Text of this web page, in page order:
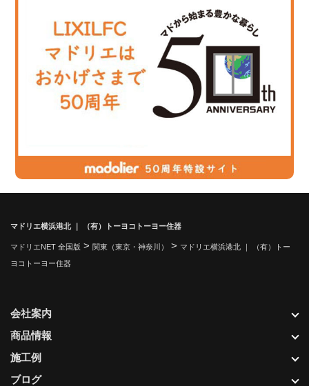
マドリエ横浜港北 ｜ （有）トーヨコトーヨー住器
マドリエNET 全国版 > 関東（東京・神奈川） > マドリエ横浜港北 ｜ （有）トー
ヨコトーヨー住器
会社案内
商品情報
施工例
ブログ